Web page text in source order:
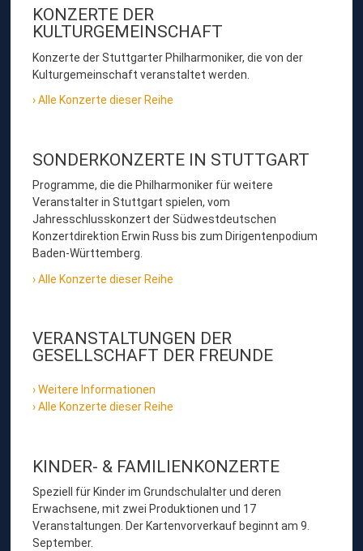
KONZERTE DER
KULTURGEMEINSCHAFT
Konzerte der Stuttgarter Philharmoniker, die von der
Kulturgemeinschaft veranstaltet werden.
Alle Konzerte dieser Reihe
SONDERKONZERTE IN STUTTGART
Programme, die die Philharmoniker für weitere
Veranstalter in Stuttgart spielen, vom
Jahresschlusskonzert der Südwestdeutschen
Konzertdirektion Erwin Russ bis zum Dirigentenpodium
Baden-Württemberg.
Alle Konzerte dieser Reihe
VERANSTALTUNGEN DER
GESELLSCHAFT DER FREUNDE
Weitere Informationen
Alle Konzerte dieser Reihe
KINDER- & FAMILIENKONZERTE
Speziell für Kinder im Grundschulalter und deren
Erwachsene, mit zwei Produktionen und 17
Veranstaltungen. Der Kartenvorverkauf beginnt am 9.
September.